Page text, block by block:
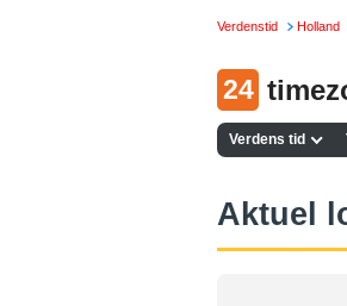
Verdenstid Holland
24
Verdens tid
Aktuel